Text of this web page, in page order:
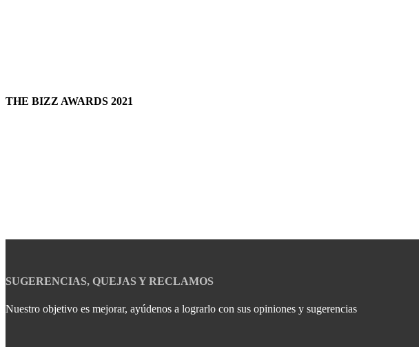
THE BIZZ AWARDS 2021
SUGERENCIAS, QUEJAS Y RECLAMOS
Nuestro objetivo es mejorar, ayúdenos a lograrlo con sus opiniones y sugerencias